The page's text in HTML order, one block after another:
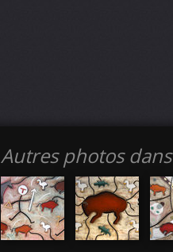
Autres photos